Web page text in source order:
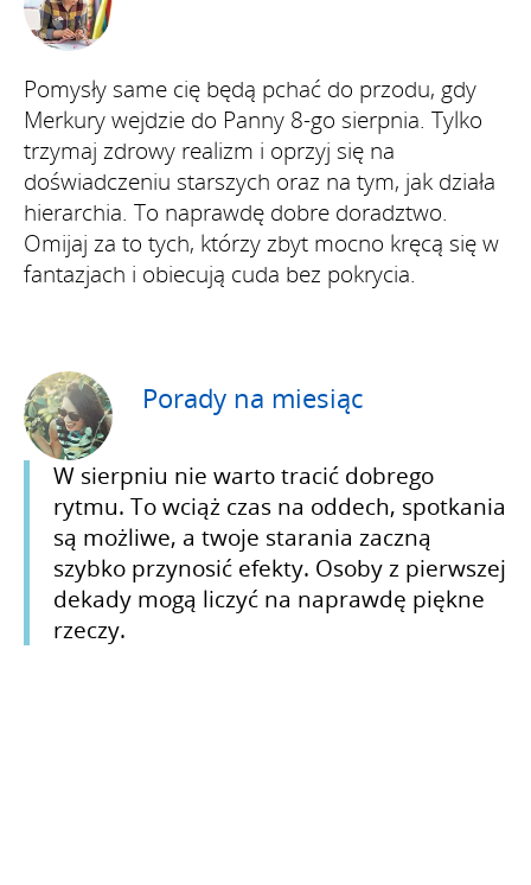
Pomysły same cię będą pchać do przodu, gdy
Merkury wejdzie do Panny 8-go sierpnia. Tylko
trzymaj zdrowy realizm i oprzyj się na
doświadczeniu starszych oraz na tym, jak działa
hierarchia. To naprawdę dobre doradztwo.
Omijaj za to tych, którzy zbyt mocno kręcą się w
fantazjach i obiecują cuda bez pokrycia.
Porady na miesiąc
W sierpniu nie warto tracić dobrego
rytmu. To wciąż czas na oddech, spotkania
są możliwe, a twoje starania zaczną
szybko przynosić efekty. Osoby z pierwszej
dekady mogą liczyć na naprawdę piękne
rzeczy.